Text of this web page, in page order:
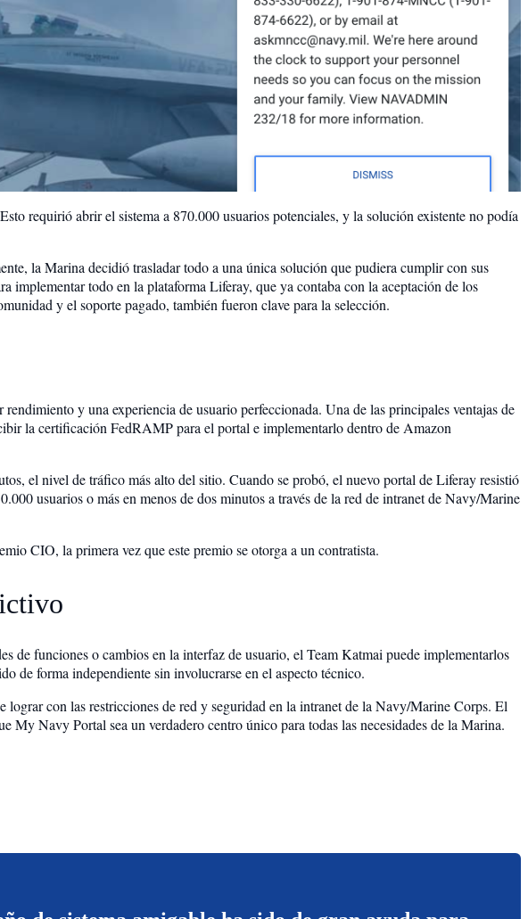
requirió abrir el sistema a 870.000 usuarios potenciales, y la solución existente no podía
la Marina decidió trasladar todo a una única solución que pudiera cumplir con sus
implementar todo en la plataforma Liferay, que ya contaba con la aceptación de los
y el soporte pagado, también fueron clave para la selección.
y una experiencia de usuario perfeccionada. Una de las principales ventajas de
la certificación FedRAMP para el portal e implementarlo dentro de Amazon
el nivel de tráfico más alto del sitio. Cuando se probó, el nuevo portal de Liferay resistió
usuarios o más en menos de dos minutos a través de la red de intranet de Navy/Marine
CIO, la primera vez que este premio se otorga a un contratista.
de funciones o cambios en la interfaz de usuario, el Team Katmai puede implementarlos
de forma independiente sin involucrarse en el aspecto técnico.
con las restricciones de red y seguridad en la intranet de la Navy/Marine Corps. El
My Navy Portal sea un verdadero centro único para todas las necesidades de la Marina.